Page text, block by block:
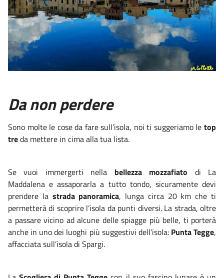
Da non perdere
Sono molte le cose da fare sull’isola, noi ti suggeriamo le top
treda mettere in cima alla tua lista.
Se vuoi immergerti nella bellezza mozzafiato di La
Maddalena e assaporarla a tutto tondo, sicuramente devi
prendere la strada panoramica, lunga circa 20 km che ti
permetterà di scoprire l’isola da punti diversi. La strada, oltre
a passare vicino ad alcune delle spiagge più belle, ti porterà
anche in uno dei luoghi più suggestivi dell’isola: Punta Tegge,
affacciata sull’isola di Spargi.